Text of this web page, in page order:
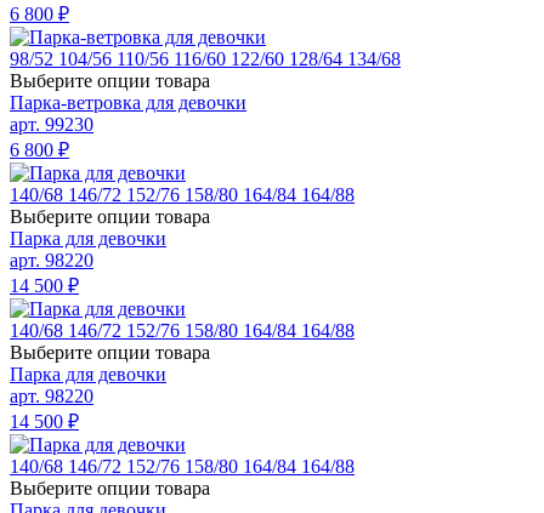
6 800 ₽
98/52 104/56 110/56 116/60 122/60 128/64 134/68
Выберите опции товара
Парка-ветровка для девочки
арт. 99230
6 800 ₽
140/68 146/72 152/76 158/80 164/84 164/88
Выберите опции товара
Парка для девочки
арт. 98220
14 500 ₽
140/68 146/72 152/76 158/80 164/84 164/88
Выберите опции товара
Парка для девочки
арт. 98220
14 500 ₽
140/68 146/72 152/76 158/80 164/84 164/88
Выберите опции товара